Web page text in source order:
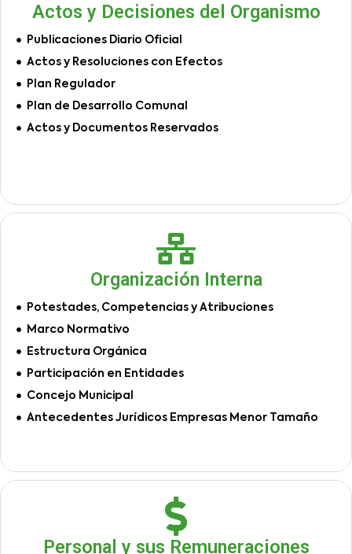
Actos y Decisiones del Organismo
Publicaciones Diario Oficial
Actos y Resoluciones con Efectos
Plan Regulador
Plan de Desarrollo Comunal
Actos y Documentos Reservados
Organización Interna
Potestades, Competencias y Atribuciones
Marco Normativo
Estructura Orgánica
Participación en Entidades
Concejo Municipal
Antecedentes Jurídicos Empresas Menor Tamaño
Personal y sus Remuneraciones